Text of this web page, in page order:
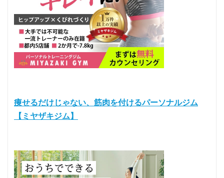
痩せるだけじゃない、筋肉を付けるパーソナルジム
【ミヤザキジム】